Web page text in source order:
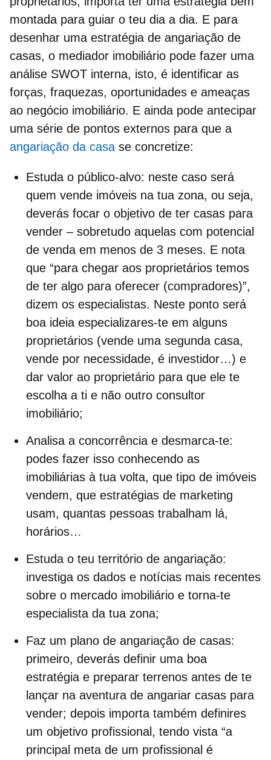
montada para guiar o teu dia a dia. E para
desenhar uma estratégia de angariação de
casas, o mediador imobiliário pode fazer uma
análise SWOT interna, isto, é identificar as
forças, fraquezas, oportunidades e ameaças
ao negócio imobiliário. E ainda pode antecipar
uma série de pontos externos para que a
angariação da casa se concretize:
Estuda o público-alvo: neste caso será
quem vende imóveis na tua zona, ou seja,
deverás focar o objetivo de ter casas para
vender – sobretudo aquelas com potencial
de venda em menos de 3 meses. E nota
que “para chegar aos proprietários temos
de ter algo para oferecer (compradores)”,
dizem os especialistas. Neste ponto será
boa ideia especializares-te em alguns
proprietários (vende uma segunda casa,
vende por necessidade, é investidor…) e
dar valor ao proprietário para que ele te
escolha a ti e não outro consultor
imobiliário;
Analisa a concorrência e desmarca-te:
podes fazer isso conhecendo as
imobiliárias à tua volta, que tipo de imóveis
vendem, que estratégias de marketing
usam, quantas pessoas trabalham lá,
horários…
Estuda o teu território de angariação:
investiga os dados e notícias mais recentes
sobre o mercado imobiliário e torna-te
especialista da tua zona;
Faz um plano de angariação de casas:
primeiro, deverás definir uma boa
estratégia e preparar terrenos antes de te
lançar na aventura de angariar casas para
vender; depois importa também definires
um objetivo profissional, tendo vista “a
principal meta de um profissional é